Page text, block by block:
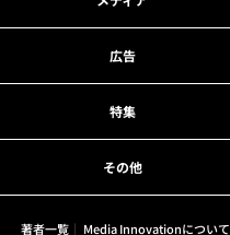
広告
特集
その他
著者一覧 Media Innovationについて